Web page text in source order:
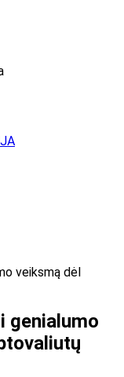
veiksmą dėl
genialumo